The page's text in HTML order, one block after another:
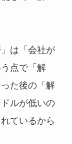
は「会社が
点で「解
た後の「解
ルが低いの
ているから